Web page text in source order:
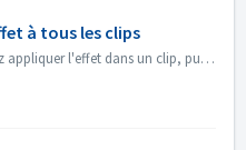
à tous les clips
En mode Express, vous pouvez appliquer l'effet dans un clip, puis ouvrir le "Contrôle d'effet Express", activer "Appliquer à tous les...